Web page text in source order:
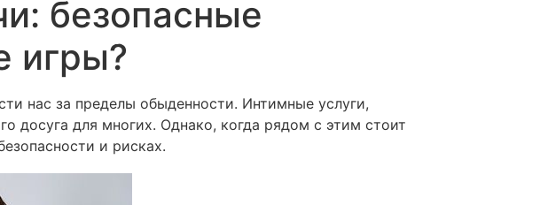
Services
безопасные
игры?
нас за пределы обыденности. Интимные услуги,
досуга для многих. Однако, когда рядом с этим стоит
и рисках.